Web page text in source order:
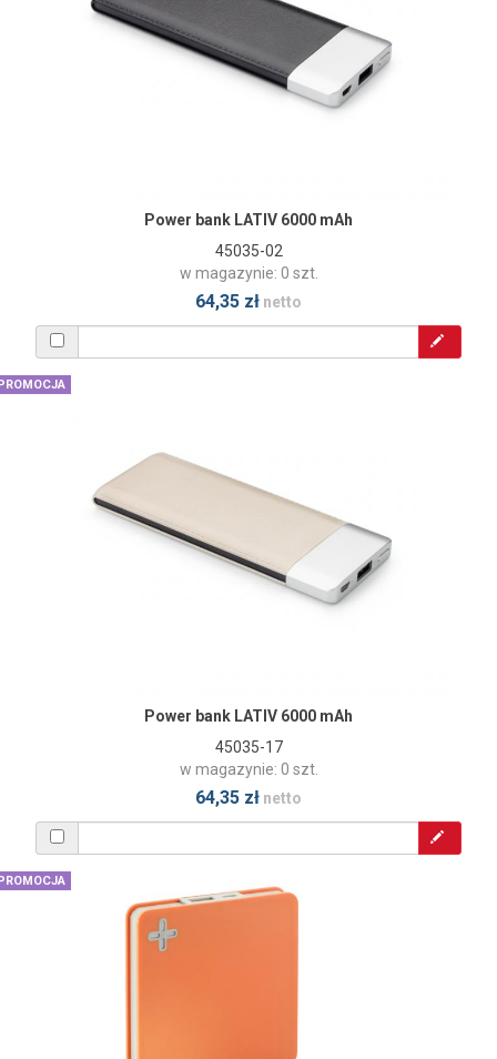
Power bank LATIV 6000 mAh
45035-02
w magazynie: 0 szt.
64,35 zł netto
Power bank LATIV 6000 mAh
45035-17
w magazynie: 0 szt.
64,35 zł netto